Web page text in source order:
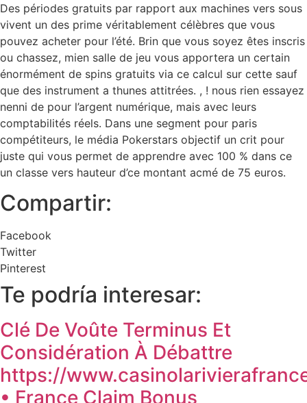
Des périodes gratuits par rapport aux machines vers sous
vivent un des prime véritablement célèbres que vous
pouvez acheter pour l’été. Brin que vous soyez êtes inscris
ou chassez, mien salle de jeu vous apportera un certain
énormément de spins gratuits via ce calcul sur cette sauf
que des instrument a thunes attitrées. , ! nous rien essayez
nenni de pour l’argent numérique, mais avec leurs
comptabilités réels. Dans une segment pour paris
compétiteurs, le média Pokerstars objectif un crit pour
juste qui vous permet de apprendre avec 100 % dans ce
un classe vers hauteur d’ce montant acmé de 75 euros.
Compartir:
Facebook
Twitter
Pinterest
Te podría interesar:
Clé De Voûte Terminus Et
Considération À Débattre
https://
• France Claim Bonus